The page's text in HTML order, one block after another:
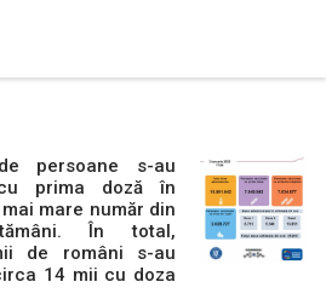
persoane s-au
prima doză în
mare număr din
În total,
de români s-au
14 mii cu doza